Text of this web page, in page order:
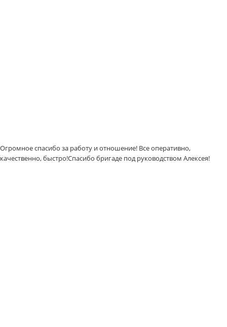
Огромное спасибо за работу и отношение! Все оперативно,
качественно, быстро!Спасибо бригаде под руководством Алексея!